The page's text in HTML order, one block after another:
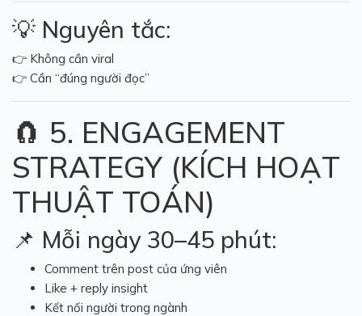
💡 Nguyên tắc:
👉 Không cần viral
👉 Cần “đúng người đọc”
🧲 5. ENGAGEMENT
STRATEGY (KÍCH HOẠT
THUẬT TOÁN)
📌 Mỗi ngày 30–45 phút:
Comment trên post của ứng viên
Like + reply insight
Kết nối người trong ngành